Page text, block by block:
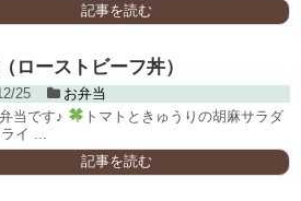
記事を読む
ローストビーフ丼）
25
お弁当
当です♪
トマトときゅうりの胡麻サラダ
イ ...
記事を読む